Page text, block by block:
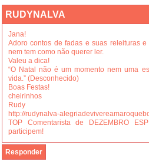
RUDYNALVA
Jana!
Adoro contos de fadas e suas releituras
nem tem como não querer ler.
Valeu a dica!
“O Natal não é um momento nem uma
vida.” (Desconhecido)
Boas Festas!
cheirinhos
Rudy
http://rudynalva-
TOP Comentarista de DEZEMBRO
participem!
Responder